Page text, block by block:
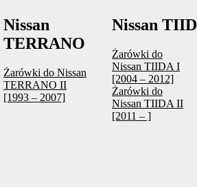
Nissan
TERRANO
Żarówki do Nissan
TERRANO II
[1993 – 2007]
Nissan
Żarówki do
Nissan TIIDA I
[2004 – 2012]
Żarówki do
Nissan TIIDA II
[2011 – ]